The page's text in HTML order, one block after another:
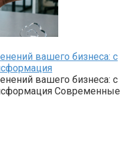
вашего бизнеса: с
вашего бизнеса: с
Современные